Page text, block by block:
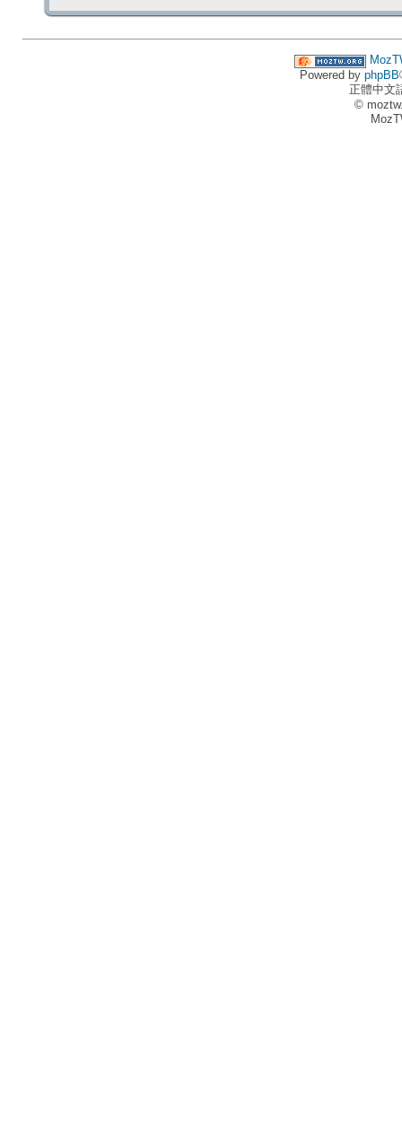
Powered by phpBB
正體中文
©